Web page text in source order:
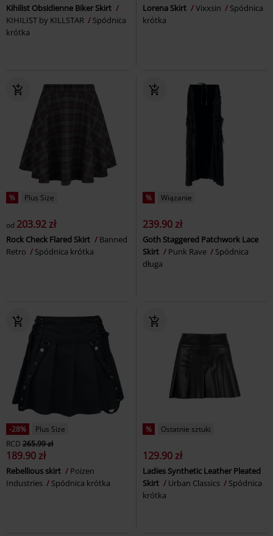
Kihilist Obsidienne Biker Skirt
KIHILIST by KILLSTAR
Spódnica
krótka
Lorena Skirt Vixxsin
Spódnica
krótka
% Plus Size
od 203.92 zł
Rock Check Flared Skirt
Banned
Retro
Spódnica krótka
% Wiązanie
239.90 zł
Goth Staggered Patchwork Lace
Skirt
Punk Rave
Spódnica
długa
-28%
Plus Size
RCD 265.99 zł
189.90 zł
Rebellious skirt
Poizen
Industries
Spódnica krótka
% Ostatnie sztuki
129.90 zł
Ladies Synthetic Leather Pleated
Skirt
Urban Classics
Spódnica
krótka